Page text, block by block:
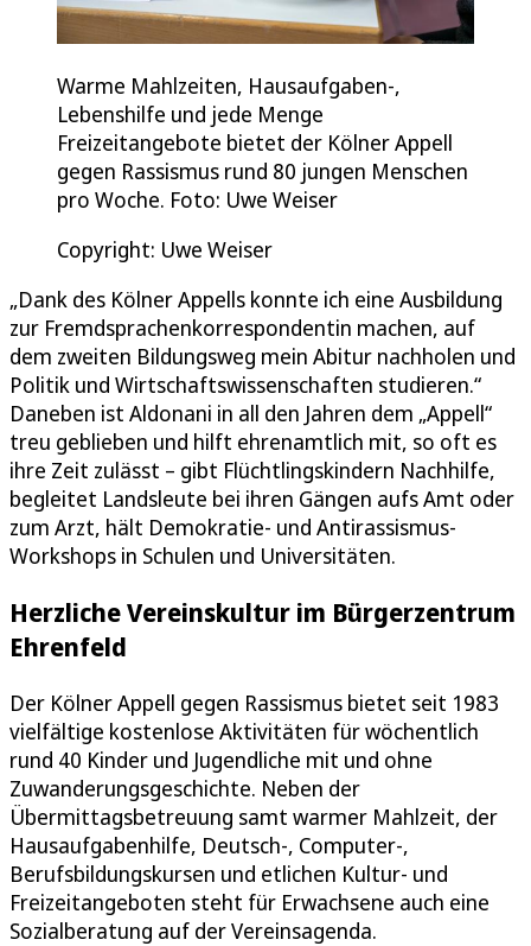
Warme Mahlzeiten, Hausaufgaben-,
Lebenshilfe und jede Menge
Freizeitangebote bietet der Kölner Appell
gegen Rassismus rund 80 jungen Menschen
pro Woche. Foto: Uwe Weiser
Copyright: Uwe Weiser
„Dank des Kölner Appells konnte ich eine Ausbildung
zur Fremdsprachenkorrespondentin machen, auf
dem zweiten Bildungsweg mein Abitur nachholen und
Politik und Wirtschaftswissenschaften studieren.“
Daneben ist Aldonani in all den Jahren dem „Appell“
treu geblieben und hilft ehrenamtlich mit, so oft es
ihre Zeit zulässt – gibt Flüchtlingskindern Nachhilfe,
begleitet Landsleute bei ihren Gängen aufs Amt oder
zum Arzt, hält Demokratie- und Antirassismus-
Workshops in Schulen und Universitäten.
Herzliche Vereinskultur im Bürgerzentrum
Ehrenfeld
Der Kölner Appell gegen Rassismus bietet seit 1983
vielfältige kostenlose Aktivitäten für wöchentlich
rund 40 Kinder und Jugendliche mit und ohne
Zuwanderungsgeschichte. Neben der
Übermittagsbetreuung samt warmer Mahlzeit, der
Hausaufgabenhilfe, Deutsch-, Computer-,
Berufsbildungskursen und etlichen Kultur- und
Freizeitangeboten steht für Erwachsene auch eine
Sozialberatung auf der Vereinsagenda.